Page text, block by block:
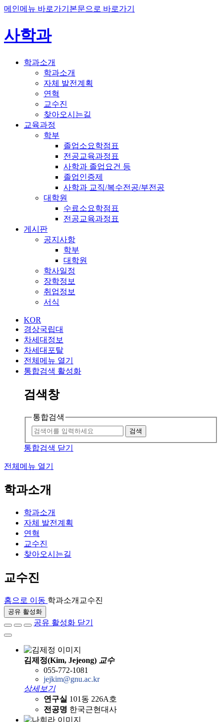
메인메뉴 바로가기 본문으로 바로가기
사학과
학과소개
학과소개
자체 발전계획
연혁
교수진
찾아오시는길
교육과정
학부
졸업소요학점표
전공교육과정표
사학과 졸업요건 등
졸업인증제
사학과 교직/복수전공/부전공
대학원
수료소요학점표
전공교육과정표
게시판
공지사항
학부
대학원
학사일정
장학정보
취업정보
서식
KOR
경상국립대
차세대정보
차세대포탈
전체메뉴 열기
통합검색 활성화
검색창
통합검색
검색
통합검색 닫기
전체메뉴 열기
학과소개
학과소개
자체 발전계획
연혁
교수진
찾아오시는길
교수진
홈으로 이동 학과소개 교수진
공유 활성화
공유 활성화 닫기
김제정(Kim, Jejeong) 교수
055-772-1081
jejkim@gnu.ac.kr
상세보기
연구실 101동 226A호
전공명 한국근현대사